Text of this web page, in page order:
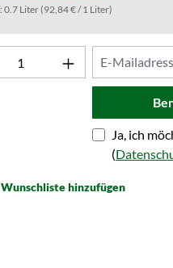
0.7 Liter(92,84 € / 1 Liter)
Ja, ich
(
hinzufügen